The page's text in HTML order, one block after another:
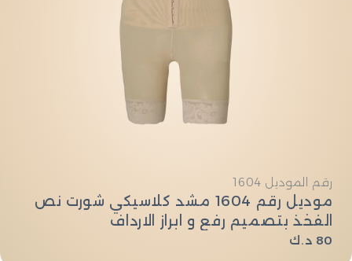
النوع:
رقم الموديل 1604
موديل رقم 1604 مشد كلاسيكي شورت نص
الفخذ بتصميم رفع و ابراز الارداف
السعر
80 د.ك